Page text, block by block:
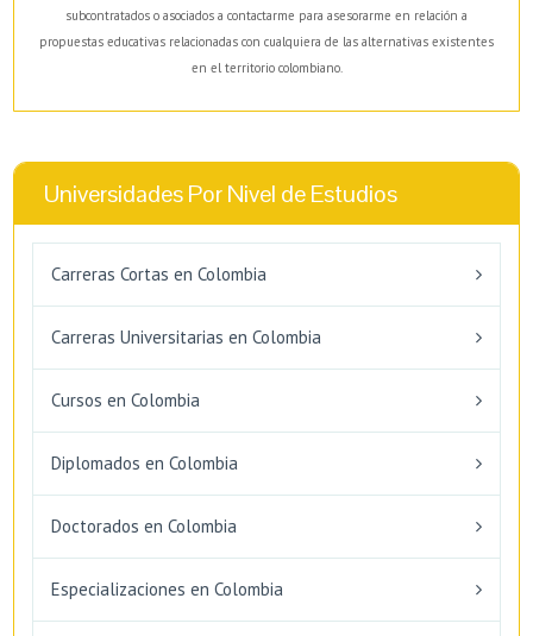
subcontratados o asociados a contactarme para asesorarme en relación a
propuestas educativas relacionadas con cualquiera de las alternativas existentes
en el territorio colombiano.
Universidades Por Nivel de Estudios
Carreras Cortas en Colombia
Carreras Universitarias en Colombia
Cursos en Colombia
Diplomados en Colombia
Doctorados en Colombia
Especializaciones en Colombia